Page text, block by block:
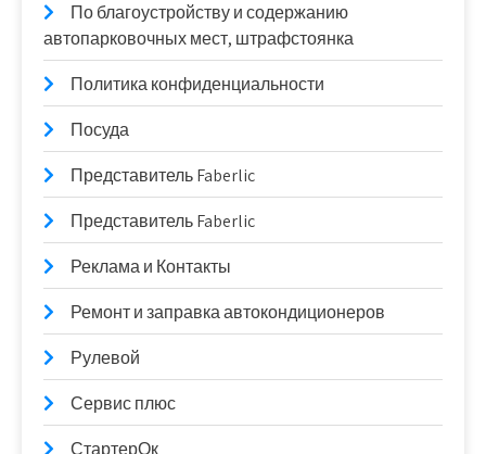
По благоустройству и содержанию
автопарковочных мест, штрафстоянка
Политика конфиденциальности
Посуда
Представитель Faberlic
Представитель Faberlic
Реклама и Контакты
Ремонт и заправка автокондиционеров
Рулевой
Сервис плюс
СтартерОк